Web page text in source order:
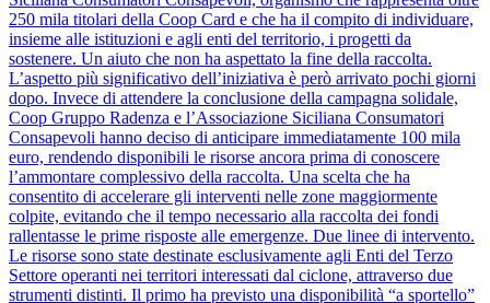
250 mila titolari della Coop Card e che ha il compito di individuare,
insieme alle istituzioni e agli enti del territorio, i progetti da
sostenere. Un aiuto che non ha aspettato la fine della raccolta.
L’aspetto più significativo dell’iniziativa è però arrivato pochi giorni
dopo. Invece di attendere la conclusione della campagna solidale,
Coop Gruppo Radenza e l’Associazione Siciliana Consumatori
Consapevoli hanno deciso di anticipare immediatamente 100 mila
euro, rendendo disponibili le risorse ancora prima di conoscere
l’ammontare complessivo della raccolta. Una scelta che ha
consentito di accelerare gli interventi nelle zone maggiormente
colpite, evitando che il tempo necessario alla raccolta dei fondi
rallentasse le prime risposte alle emergenze. Due linee di intervento.
Le risorse sono state destinate esclusivamente agli Enti del Terzo
Settore operanti nei territori interessati dal ciclone, attraverso due
strumenti distinti. Il primo ha previsto una disponibilità “a sportello”